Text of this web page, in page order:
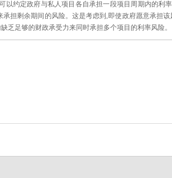
以约定政府与私人项目各自承担一段项目周期内的利
承担剩余期间的风险。这是考虑到,即使政府愿意承担
乏足够的财政承受力来同时承担多个项目的利率风险。